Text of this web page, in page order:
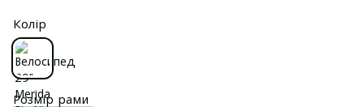
Колір
Розмір рами